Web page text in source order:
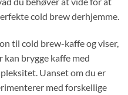
cold brew derhjemme.
til cold brew-kaffe og viser,
brygge kaffe med
Uanset om du er
med forskellige